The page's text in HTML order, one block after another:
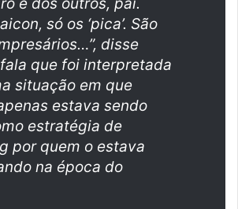
é dos outros, pai.
só os ‘pica’. São
disse
que foi interpretada
situação em que
estava sendo
estratégia de
por quem o estava
na época do